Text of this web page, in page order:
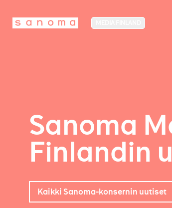
Sanoma
Finlandin
Kaikki Sanoma-konsernin uutiset